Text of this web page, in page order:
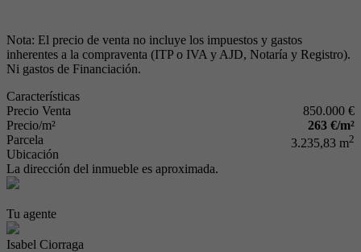
Nota: El precio de venta no incluye los impuestos y gastos
inherentes a la compraventa (ITP o IVA y AJD, Notaría y Registro).
Ni gastos de Financiación.
Características
Precio Venta
850.000 €
Precio/m²
263 €/m²
Parcela
3.235,83 m2
Ubicación
La dirección del inmueble es aproximada.
Tu agente
Isabel Ciorraga